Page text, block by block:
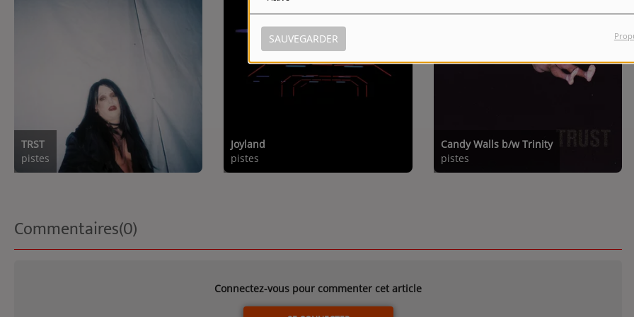
SAUVEGARDER
TRST
pistes
Joyland
pistes
Candy Walls b/w Trinity
pistes
Commentaires(0)
Connectez-vous pour commenter cet article